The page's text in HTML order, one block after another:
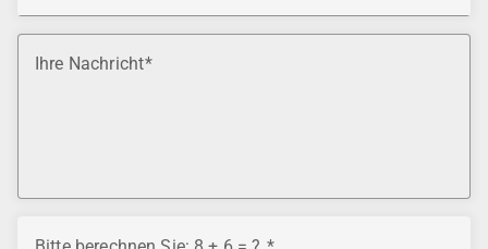
Ihre Nachricht